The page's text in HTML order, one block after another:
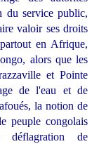
du service public,
valoir ses droits
en Afrique,
alors que les
et Pointe
de l'eau et de
la notion de
peuple congolais
de